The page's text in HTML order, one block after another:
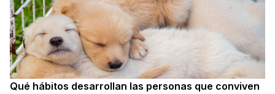
Qué hábitos desarrollan las personas que conviven